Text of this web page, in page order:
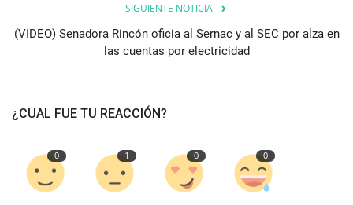
SIGUIENTE NOTICIA
(VIDEO) Senadora Rincón oficia al Sernac y al SEC por alza en
las cuentas por electricidad
¿CUAL FUE TU REACCIÓN?
0 1 0 0